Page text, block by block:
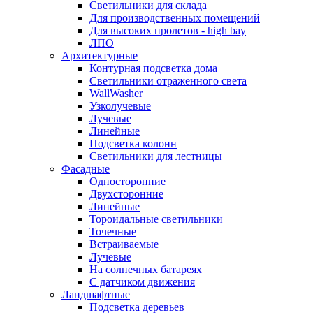
Светильники для склада
Для производственных помещений
Для высоких пролетов - high bay
ЛПО
Архитектурные
Контурная подсветка дома
Светильники отраженного света
WallWasher
Узколучевые
Лучевые
Линейные
Подсветка колонн
Светильники для лестницы
Фасадные
Односторонние
Двухсторонние
Линейные
Тороидальные светильники
Точечные
Встраиваемые
Лучевые
На солнечных батареях
С датчиком движения
Ландшафтные
Подсветка деревьев